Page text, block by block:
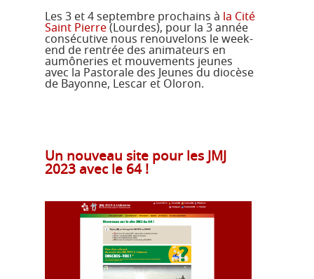
Les 3 et 4 septembre prochains à la Cité
Saint Pierre (Lourdes), pour la 3 année
consécutive nous renouvelons le week-
end de rentrée des animateurs en
aumôneries et mouvements jeunes
avec la Pastorale des Jeunes du diocèse
de Bayonne, Lescar et Oloron.
Un nouveau site pour les JMJ
2023 avec le 64 !